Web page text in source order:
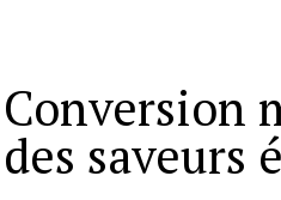
Conversion
des saveurs